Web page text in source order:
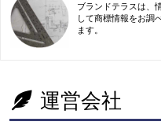
ブランドテラスは、
して商標情報をお調
ます。
運営会社